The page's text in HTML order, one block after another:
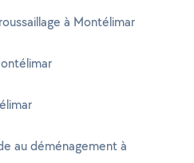
à Montélimar
au déménagement à